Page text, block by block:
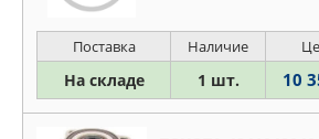
Поставка Наличие
На складе 1 шт. 10